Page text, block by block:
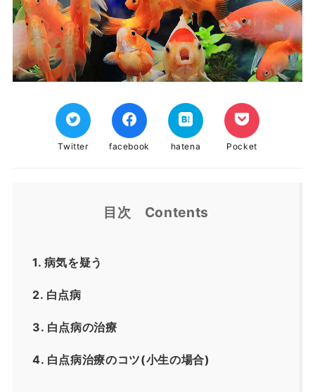
Twitter facebook hatena Pocket
目次 Contents
1. 病気を疑う
2. 白点病
3. 白点病の治療
4. 白点病治療のコツ(小生の場合)